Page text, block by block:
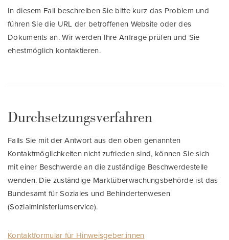
In diesem Fall beschreiben Sie bitte kurz das Problem und
führen Sie die URL der betroffenen Website oder des
Dokuments an. Wir werden Ihre Anfrage prüfen und Sie
ehestmöglich kontaktieren.
Durchsetzungsverfahren
Falls Sie mit der Antwort aus den oben genannten
Kontaktmöglichkeiten nicht zufrieden sind, können Sie sich
mit einer Beschwerde an die zuständige Beschwerdestelle
wenden. Die zuständige Marktüberwachungsbehörde ist das
Bundesamt für Soziales und Behindertenwesen
(Sozialministeriumservice).
Kontaktformular für Hinweisgeber:innen